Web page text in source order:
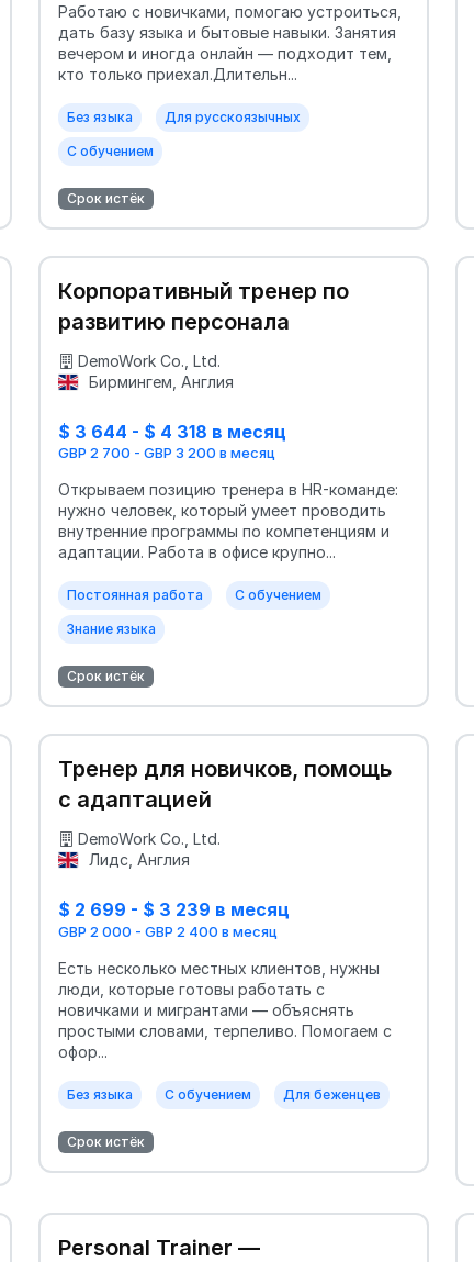
Работаю с новичками, помогаю устроиться,
дать базу языка и бытовые навыки. Занятия
вечером и иногда онлайн — подходит тем,
кто только приехал.Длительн...
Без языка Для русскоязычных
С обучением
Срок истёк
Корпоративный тренер по
развитию персонала
DemoWork Co., Ltd.
Бирмингем, Англия
$ 3 644 - $ 4 318 в месяц
GBP 2 700 - GBP 3 200 в месяц
Открываем позицию тренера в HR-команде:
нужно человек, который умеет проводить
внутренние программы по компетенциям и
адаптации. Работа в офисе крупно...
Постоянная работа С обучением
Знание языка
Срок истёк
Тренер для новичков, помощь
с адаптацией
DemoWork Co., Ltd.
Лидс, Англия
$ 2 699 - $ 3 239 в месяц
GBP 2 000 - GBP 2 400 в месяц
Есть несколько местных клиентов, нужны
люди, которые готовы работать с
новичками и мигрантами — объяснять
простыми словами, терпеливо. Помогаем с
офор...
Без языка С обучением Для беженцев
Срок истёк
Personal Trainer —